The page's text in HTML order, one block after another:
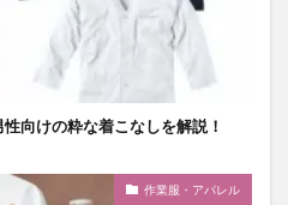
向けの粋な着こなしを解説！
作業服・アパレル